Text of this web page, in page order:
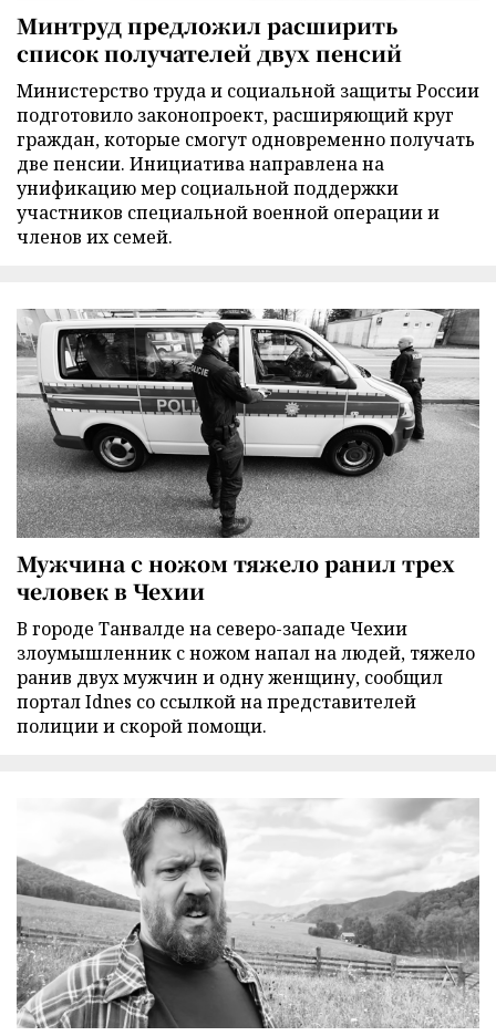
Минтруд предложил расширить
список получателей двух пенсий
Министерство труда и социальной защиты России
подготовило законопроект, расширяющий круг
граждан, которые смогут одновременно получать
две пенсии. Инициатива направлена на
унификацию мер социальной поддержки
участников специальной военной операции и
членов их семей.
Мужчина с ножом тяжело ранил трех
человек в Чехии
В городе Танвалде на северо-западе Чехии
злоумышленник с ножом напал на людей, тяжело
ранив двух мужчин и одну женщину, сообщил
портал Idnes со ссылкой на представителей
полиции и скорой помощи.